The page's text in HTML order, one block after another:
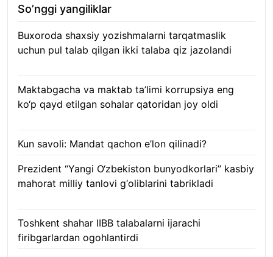
So’nggi yangiliklar
Buxoroda shaxsiy yozishmalarni tarqatmaslik
uchun pul talab qilgan ikki talaba qiz jazolandi
Maktabgacha va maktab ta’limi korrupsiya eng
ko‘p qayd etilgan sohalar qatoridan joy oldi
Kun savoli: Mandat qachon e’lon qilinadi?
Prezident “Yangi O‘zbekiston bunyodkorlari” kasbiy
mahorat milliy tanlovi g‘oliblarini tabrikladi
Toshkent shahar IIBB talabalarni ijarachi
firibgarlardan ogohlantirdi